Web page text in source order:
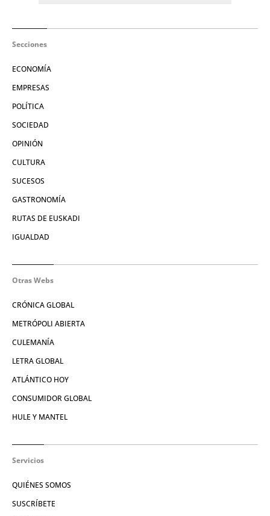
Secciones
ECONOMÍA
EMPRESAS
POLÍTICA
SOCIEDAD
OPINIÓN
CULTURA
SUCESOS
GASTRONOMÍA
RUTAS DE EUSKADI
IGUALDAD
Otras Webs
CRÓNICA GLOBAL
METRÓPOLI ABIERTA
CULEMANÍA
LETRA GLOBAL
ATLÁNTICO HOY
CONSUMIDOR GLOBAL
HULE Y MANTEL
Servicios
QUIÉNES SOMOS
SUSCRÍBETE